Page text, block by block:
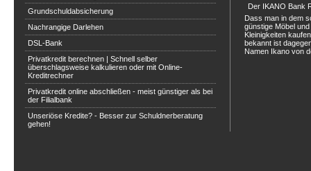
Grundschuldabsicherung
Nachrangige Darlehen
DSL-Bank
Privatkredit berechnen | Schnell selber
überschlagsweise kalkulieren oder mit Online-
Kreditrechner
Privatkredit online abschließen - meist günstiger als bei
der Filialbank
Unseriöse Kredite? - Besser zur Schuldnerberatung
gehen!
Der IKANO Bank
Dass man in dem
günstige Möbel
Kleinigkeiten
bekannt ist
Namen Ikano von